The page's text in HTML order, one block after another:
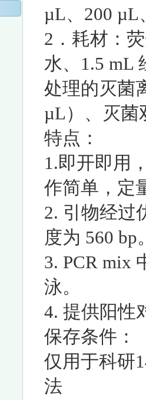
µL、200 µL
2．耗材：
水、1.5 mL
处理的灭菌
µL）、灭菌
特点：
1.即开即用
作简单，定
2. 引物经过
度为 560 bp
3. PCR mix
泳。
4. 提供阳性
保存条件：
仅用于科研
法